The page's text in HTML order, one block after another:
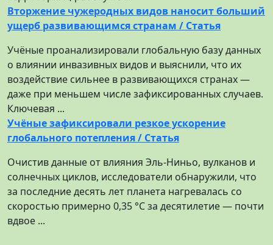
Вторжение чужеродных видов наносит больший
ущерб развивающимся странам / Статья
Учёные проанализировали глобальную базу данных
о влиянии инвазивных видов и выяснили, что их
воздействие сильнее в развивающихся странах —
даже при меньшем числе зафиксированных случаев.
Ключевая ...
Учёные зафиксировали резкое ускорение
глобального потепления / Статья
Очистив данные от влияния Эль-Ниньо, вулканов и
солнечных циклов, исследователи обнаружили, что
за последние десять лет планета нагревалась со
скоростью примерно 0,35 °C за десятилетие — почти
вдвое ...